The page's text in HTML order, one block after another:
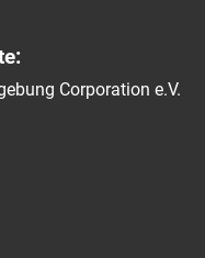
Corporation e.V.